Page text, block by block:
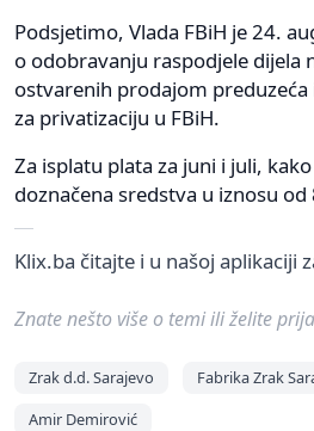
Podsjetimo, Vlada FBiH je 24.
o odobravanju raspodjele dijela
ostvarenih prodajom preduzeća
za privatizaciju u FBiH.
Za isplatu plata za juni i juli,
doznačena sredstva u iznosu
Klix.ba čitajte i u našoj aplikaciji
Znate nešto više o temi ili želite
Zrak d.d. Sarajevo
Fabrika Zrak
Amir Demirović